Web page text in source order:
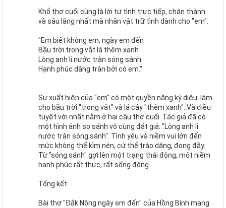
Khổ thơ cuối cùng là lời tự tình trực tiếp, chân thành
và sâu lắng nhất mà nhân vật trữ tình dành cho "em":
"Em biết không em, ngày em đến
Bầu trời trong vắt lá thêm xanh
Lòng anh li nước tràn sóng sánh
Hạnh phúc dâng tràn bởi có em."
Sự xuất hiện của "em" có một quyền năng kỳ diệu: làm
cho bầu trời "trong vắt" và lá cây "thêm xanh". Và điều
tuyệt vời nhất nằm ở hai câu thơ cuối. Tác giả đã có
một hình ảnh so sánh vô cùng đắt giá: "Lòng anh li
nước tràn sóng sánh". Tình yêu và niềm vui lớn đến
mức không thể kìm nén, cứ thế trào dâng, đong đầy.
Từ "sóng sánh" gợi lên một trạng thái động, một niềm
hạnh phúc rất thực, rất sống động.
Tổng kết
Bài thơ "Đắk Nông ngày em đến" của Hồng Bính mang